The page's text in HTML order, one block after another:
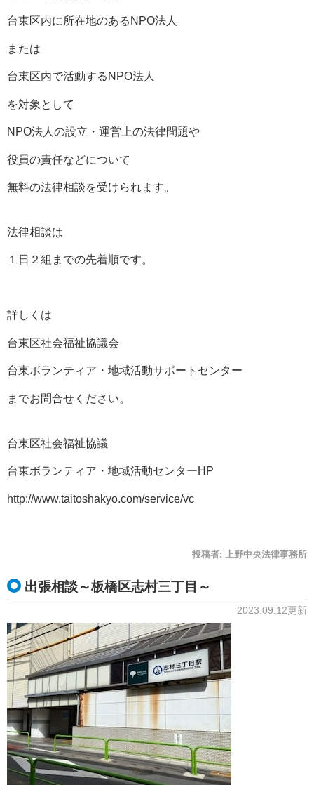
台東区内に所在地のあるNPO法人
または
台東区内で活動するNPO法人
を対象として
NPO法人の設立・運営上の法律問題や
役員の責任などについて
無料の法律相談を受けられます。
法律相談は
１日２組までの先着順です。
詳しくは
台東区社会福祉協議会
台東ボランティア・地域活動サポートセンター
までお問合せください。
台東区社会福祉協議
台東ボランティア・地域活動センターHP
http://www.taitoshakyo.com/service/vc
投稿者: 上野中央法律事務所
出張相談～板橋区志村三丁目～
2023.09.12更新